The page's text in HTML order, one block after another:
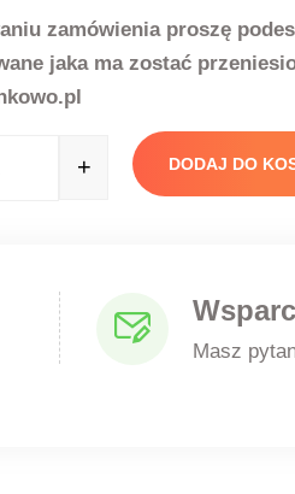
zamówienia proszę
jaka ma zostać
+ DODAJ DO
Masz